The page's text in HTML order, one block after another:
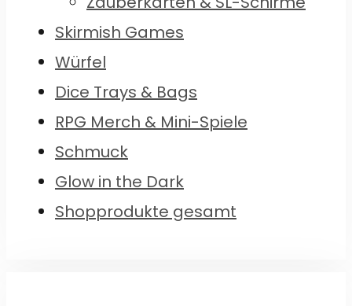
Skirmish Games
Würfel
Dice Trays & Bags
RPG Merch & Mini-Spiele
Schmuck
Glow in the Dark
Shopprodukte gesamt